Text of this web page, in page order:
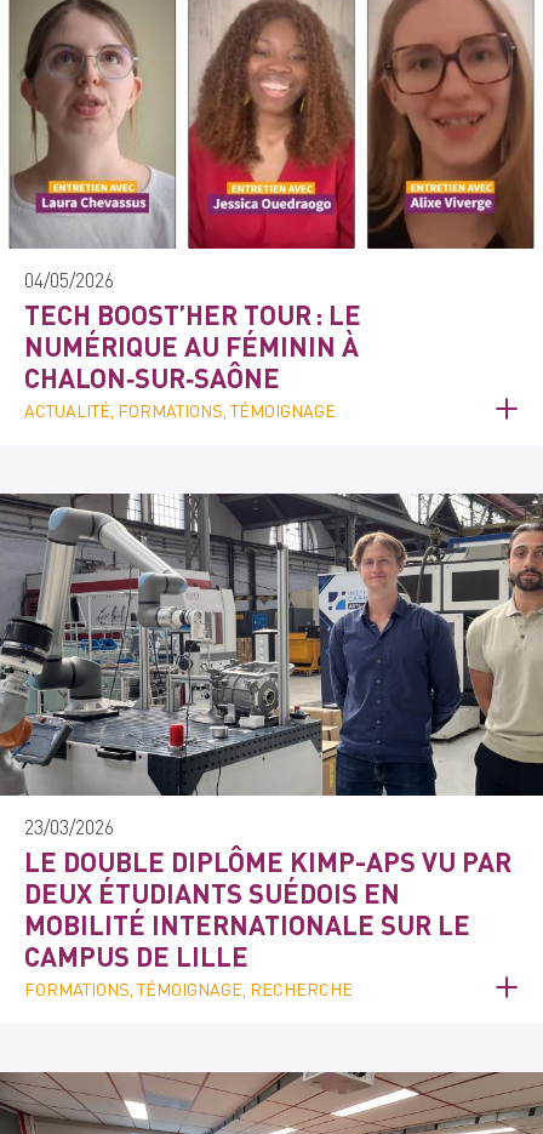
04/05/2026
TECH BOOST’HER TOUR : LE
NUMÉRIQUE AU FÉMININ À
CHALON‑SUR‑SAÔNE
ACTUALITÉ, FORMATIONS, TÉMOIGNAGE
23/03/2026
LE DOUBLE DIPLÔME KIMP-APS VU PAR
DEUX ÉTUDIANTS SUÉDOIS EN
MOBILITÉ INTERNATIONALE SUR LE
CAMPUS DE LILLE
FORMATIONS, TÉMOIGNAGE, RECHERCHE